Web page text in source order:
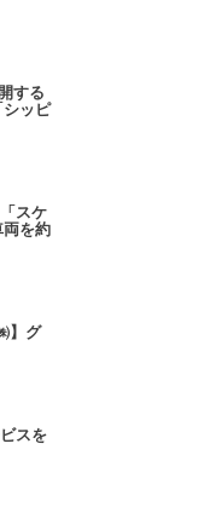
する
シッピ
スケ
を約
】グ
スを